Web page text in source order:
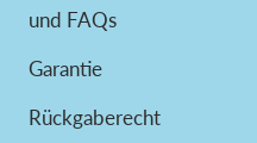
und FAQs
Garantie
Rückgaberecht